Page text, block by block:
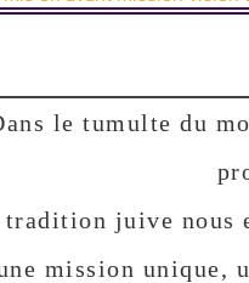
le tumulte du
tradition juive nous
mission unique,